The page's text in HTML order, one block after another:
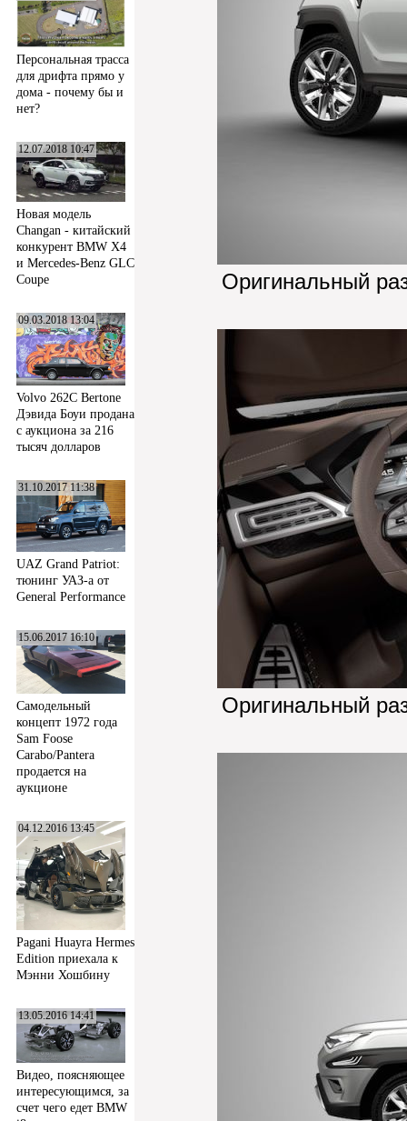
Персональная трасса
для дрифта прямо у
дома - почему бы и
нет?
12.07.2018 10:47
Новая модель
Changan - китайский
конкурент BMW X4
и Mercedes-Benz GLC
Coupe
09.03.2018 13:04
Volvo 262C Bertone
Дэвида Боуи продана
с аукциона за 216
тысяч долларов
31.10.2017 11:38
UAZ Grand Patriot:
тюнинг УАЗ-а от
General Performance
15.06.2017 16:10
Самодельный
концепт 1972 года
Sam Foose
Carabo/Pantera
продается на
аукционе
04.12.2016 13:45
Pagani Huayra Hermes
Edition приехала к
Мэнни Хошбину
13.05.2016 14:41
Видео, поясняющее
интересующимся, за
счет чего едет BMW
Оригинальный
Оригинальный